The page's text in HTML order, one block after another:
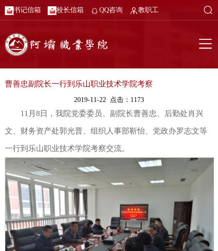
书记信箱 校长信箱 QQ咨询 教职工
曹善忠副院长一行到乐山职业技术学院考察
2019-11-22 点击： 1173
11月8日，我院党委委员、副院长曹善忠、后勤处肖兴
文、财务资产处郭光普、组织人事部靳怡、党政办罗志文等
一行到乐山职业技术学院考察交流。